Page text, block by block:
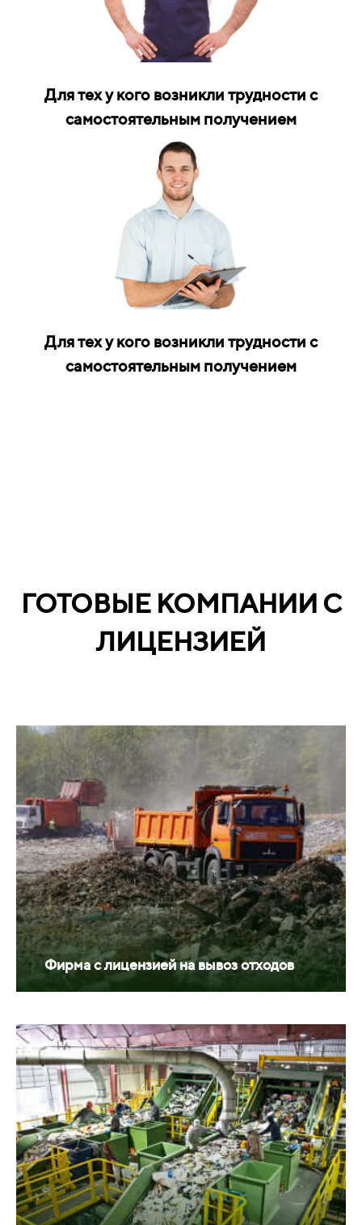
Для тех у кого возникли трудности с
самостоятельным получением
Для тех у кого возникли трудности с
самостоятельным получением
ГОТОВЫЕ КОМПАНИИ С
ЛИЦЕНЗИЕЙ
Фирма с лицензией на вывоз отходов